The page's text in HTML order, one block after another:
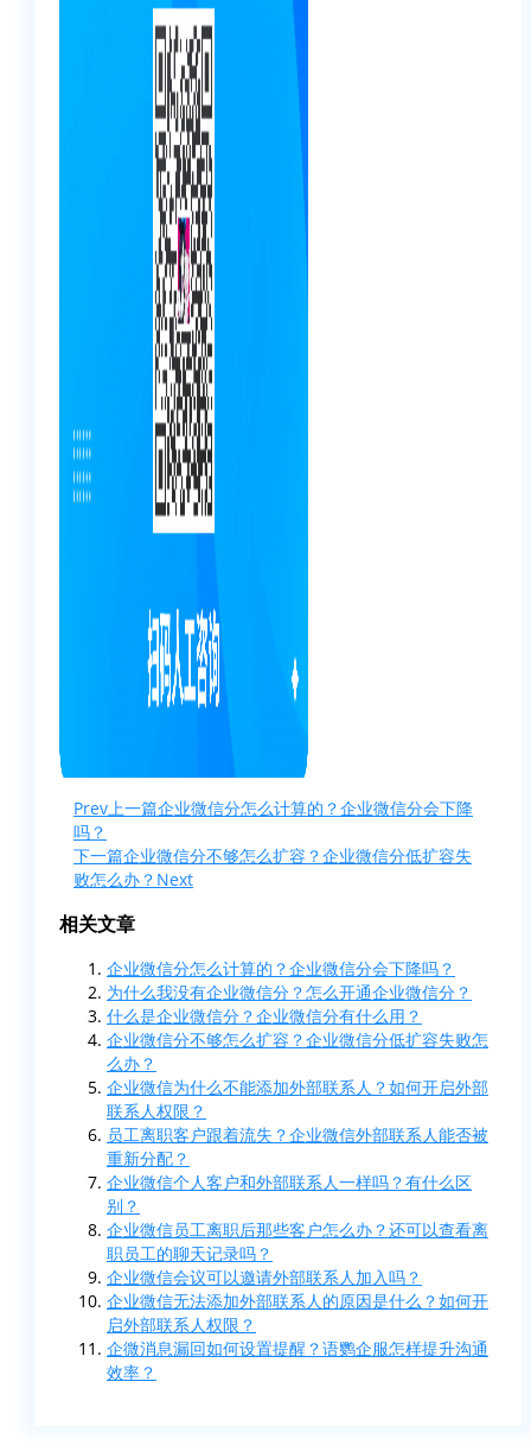
Prev上一篇企业微信分怎么计算的？企业微信分会下降
吗？
下一篇企业微信分不够怎么扩容？企业微信分低扩容失
败怎么办？ Next
相关文章
企业微信分怎么计算的？企业微信分会下降吗？
为什么我没有企业微信分？怎么开通企业微信分？
什么是企业微信分？企业微信分有什么用？
企业微信分不够怎么扩容？企业微信分低扩容失败怎
么办？
企业微信为什么不能添加外部联系人？如何开启外部
联系人权限？
员工离职客户跟着流失？企业微信外部联系人能否被
重新分配？
企业微信个人客户和外部联系人一样吗？有什么区
别？
企业微信员工离职后那些客户怎么办？还可以查看离
职员工的聊天记录吗？
企业微信会议可以邀请外部联系人加入吗？
企业微信无法添加外部联系人的原因是什么？如何开
启外部联系人权限？
企微消息漏回如何设置提醒？语鹦企服怎样提升沟通
效率？